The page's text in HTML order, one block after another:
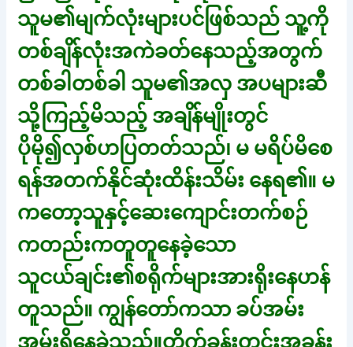
သူမ၏မျက်လုံးများပင်ဖြစ်သည် သူ့ကို
တစ်ချိန်လုံးအကဲခတ်နေသည့်အတွက်
တစ်ခါတစ်ခါ သူမ၏အလှ အပများဆီ
သို့ကြည့်မိသည့် အချိန်မျိုးတွင်
ပိုမို၍လှစ်ဟပြတတ်သည်၊ မ မရိပ်မိစေ
ရန်အတက်နိုင်ဆုံးထိန်းသိမ်း နေရ၏။ မ
ကတော့သူနှင့်ဆေးကျောင်းတက်စဉ်
ကတည်းကတူတူနေခဲ့သော
သူငယ်ချင်း၏စရိုက်များအားရိုးနေဟန်
တူသည်။ ကျွန်တော်ကသာ ခပ်အမ်း
အမ်းရှိနေခဲ့သည်။တိုက်ခန်းတွင်းအခန်း